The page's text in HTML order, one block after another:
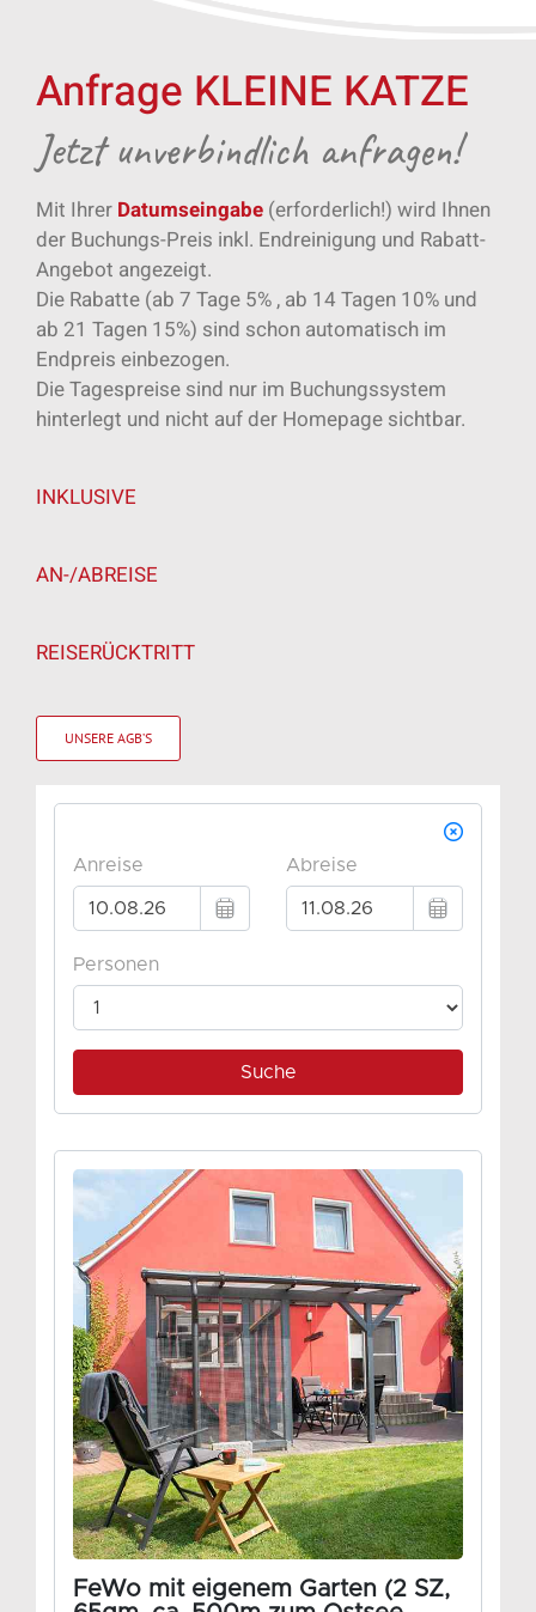
Anfrage KLEINE KATZE
Jetzt unverbindlich anfragen!
Mit Ihrer Datumseingabe(erforderlich!) wird Ihnen
der Buchungs-Preis inkl. Endreinigung und Rabatt-
Angebot angezeigt.
Die Rabatte (ab 7 Tage 5% , ab 14 Tagen 10% und
ab 21 Tagen 15%) sind schon automatisch im
Endpreis einbezogen.
Die Tagespreise sind nur im Buchungssystem
hinterlegt und nicht auf der Homepage sichtbar.
INKLUSIVE
AN-/ABREISE
REISERÜCKTRITT
UNSERE AGB’S